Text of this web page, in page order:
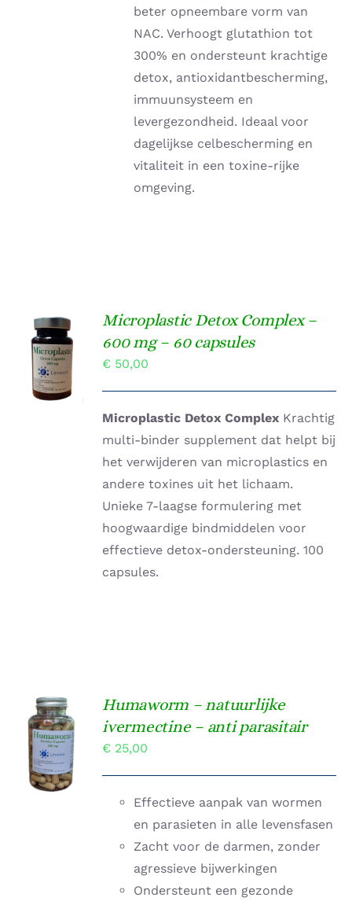
beter opneembare vorm van
NAC. Verhoogt glutathion tot
300% en ondersteunt krachtige
detox, antioxidantbescherming,
immuunsysteem en
levergezondheid. Ideaal voor
dagelijkse celbescherming en
vitaliteit in een toxine-rijke
omgeving.
Gewaardeerd
4.00uit 5
TOEVOEGEN
AAN
WINKELWAGEN
/
DETAILS
Microplastic Detox Complex –
600 mg – 60 capsules
€ 50,00
Microplastic Detox Complex Krachtig
multi-binder supplement dat helpt bij
het verwijderen van microplastics en
andere toxines uit het lichaam.
Unieke 7-laagse formulering met
hoogwaardige bindmiddelen voor
effectieve detox-ondersteuning. 100
capsules.
TOEVOEGEN
AAN
WINKELWAGEN
/
DETAILS
Humaworm – natuurlijke
ivermectine – anti parasitair
€ 25,00
Effectieve aanpak van wormen
en parasieten in alle levensfasen
Zacht voor de darmen, zonder
agressieve bijwerkingen
Ondersteunt een gezonde